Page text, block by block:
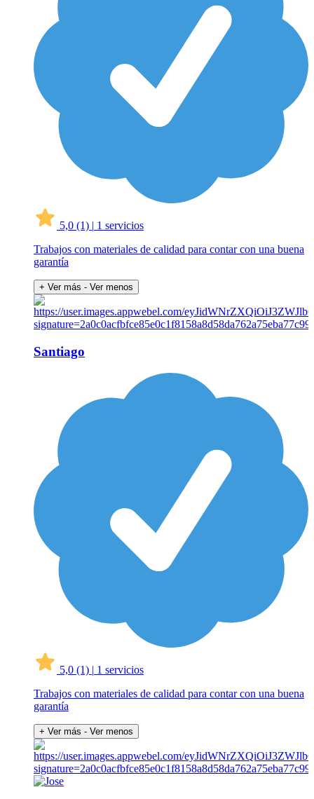
5,0 (1) | 1 servicios
Trabajos con materiales de calidad para contar con una buena
garantía
+ Ver más - Ver menos
Santiago
5,0 (1) | 1 servicios
Trabajos con materiales de calidad para contar con una buena
garantía
+ Ver más - Ver menos